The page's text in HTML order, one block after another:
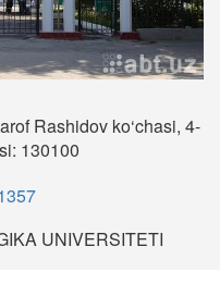
Rashidov ko‘chasi, 4-
130100
UNIVERSITETI